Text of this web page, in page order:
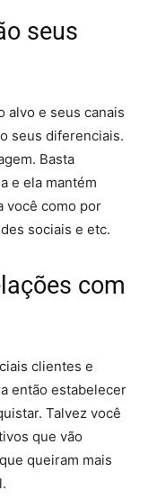
seus
alvo e seus canais
seus diferenciais.
Basta
e ela mantém
você como por
sociais e etc.
com
clientes e
então estabelecer
Talvez você
que vão
queiram mais